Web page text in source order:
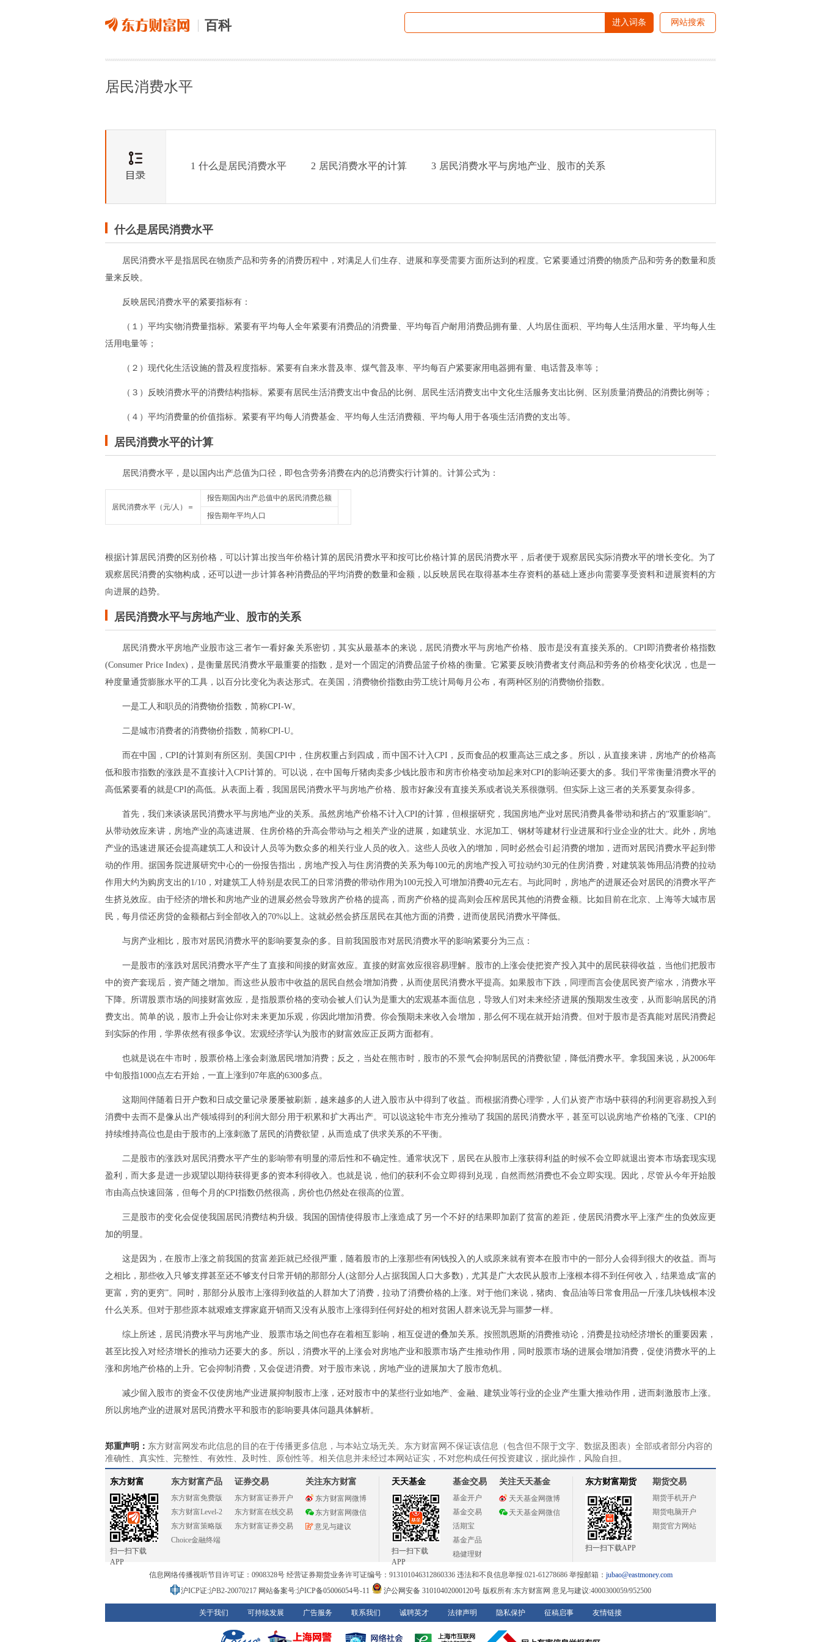
百科 进入词条 网站搜索
居民消费水平
1 什么是居民消费水平 2 居民消费水平的计算 3 居民消费水平与房地产业、股市的关系
什么是居民消费水平
居民消费水平是指居民在物质产品和劳务的消费历程中，对满足人们生存、进展和享受需要方面所达到的程度。它紧要通过消费的物质产品和劳务的数量和质
量来反映。
反映居民消费水平的紧要指标有：
（１）平均实物消费量指标。紧要有平均每人全年紧要有消费品的消费量、平均每百户耐用消费品拥有量、人均居住面积、平均每人生活用水量、平均每人生
活用电量等；
（２）现代化生活设施的普及程度指标。紧要有自来水普及率、煤气普及率、平均每百户紧要家用电器拥有量、电话普及率等；
（３）反映消费水平的消费结构指标。紧要有居民生活消费支出中食品的比例、居民生活消费支出中文化生活服务支出比例、区别质量消费品的消费比例等；
（４）平均消费量的价值指标。紧要有平均每人消费基金、平均每人生活消费额、平均每人用于各项生活消费的支出等。
居民消费水平的计算
居民消费水平，是以国内出产总值为口径，即包含劳务消费在内的总消费实行计算的。计算公式为：
居民消费水平（元/人）＝
报告期国内出产总值中的居民消费总额
报告期年平均人口
根据计算居民消费的区别价格，可以计算出按当年价格计算的居民消费水平和按可比价格计算的居民消费水平，后者便于观察居民实际消费水平的增长变化。为了
观察居民消费的实物构成，还可以进一步计算各种消费品的平均消费的数量和金额，以反映居民在取得基本生存资料的基础上逐步向需要享受资料和进展资料的方
向进展的趋势。
居民消费水平与房地产业、股市的关系
居民消费水平房地产业股市这三者乍一看好象关系密切，其实从最基本的来说，居民消费水平与房地产价格、股市是没有直接关系的。CPI即消费者价格指数
(Consumer Price Index)，是衡量居民消费水平最重要的指数，是对一个固定的消费品篮子价格的衡量。它紧要反映消费者支付商品和劳务的价格变化状况，也是一
种度量通货膨胀水平的工具，以百分比变化为表达形式。在美国，消费物价指数由劳工统计局每月公布，有两种区别的消费物价指数。
一是工人和职员的消费物价指数，简称CPI-W。
二是城市消费者的消费物价指数，简称CPI-U。
而在中国，CPI的计算则有所区别。美国CPI中，住房权重占到四成，而中国不计入CPI，反而食品的权重高达三成之多。所以，从直接来讲，房地产的价格高
低和股市指数的涨跌是不直接计入CPI计算的。可以说，在中国每斤猪肉卖多少钱比股市和房市价格变动加起来对CPI的影响还要大的多。我们平常衡量消费水平的
高低紧要看的就是CPI的高低。从表面上看，我国居民消费水平与房地产价格、股市好象没有直接关系或者说关系很微弱。但实际上这三者的关系要复杂得多。
首先，我们来谈谈居民消费水平与房地产业的关系。虽然房地产价格不计入CPI的计算，但根据研究，我国房地产业对居民消费具备带动和挤占的“双重影响”。
从带动效应来讲，房地产业的高速进展、住房价格的升高会带动与之相关产业的进展，如建筑业、水泥加工、钢材等建材行业进展和行业企业的壮大。此外，房地
产业的迅速进展还会提高建筑工人和设计人员等为数众多的相关行业人员的收入。这些人员收入的增加，同时必然会引起消费的增加，进而对居民消费水平起到带
动的作用。据国务院进展研究中心的一份报告指出，房地产投入与住房消费的关系为每100元的房地产投入可拉动约30元的住房消费，对建筑装饰用品消费的拉动
作用大约为购房支出的1/10，对建筑工人特别是农民工的日常消费的带动作用为100元投入可增加消费40元左右。与此同时，房地产的进展还会对居民的消费水平产
生挤兑效应。由于经济的增长和房地产业的进展必然会导致房产价格的提高，而房产价格的提高则会压榨居民其他的消费金额。比如目前在北京、上海等大城市居
民，每月偿还房贷的金额都占到全部收入的70%以上。这就必然会挤压居民在其他方面的消费，进而使居民消费水平降低。
与房产业相比，股市对居民消费水平的影响要复杂的多。目前我国股市对居民消费水平的影响紧要分为三点：
一是股市的涨跌对居民消费水平产生了直接和间接的财富效应。直接的财富效应很容易理解。股市的上涨会使把资产投入其中的居民获得收益，当他们把股市
中的资产套现后，资产随之增加。而这些从股市中收益的居民自然会增加消费，从而使居民消费水平提高。如果股市下跌，同理而言会使居民资产缩水，消费水平
下降。所谓股票市场的间接财富效应，是指股票价格的变动会被人们认为是重大的宏观基本面信息，导致人们对未来经济进展的预期发生改变，从而影响居民的消
费支出。简单的说，股市上升会让你对未来更加乐观，你因此增加消费。你会预期未来收入会增加，那么何不现在就开始消费。但对于股市是否真能对居民消费起
到实际的作用，学界依然有很多争议。宏观经济学认为股市的财富效应正反两方面都有。
也就是说在牛市时，股票价格上涨会刺激居民增加消费；反之，当处在熊市时，股市的不景气会抑制居民的消费欲望，降低消费水平。拿我国来说，从2006年
中旬股指1000点左右开始，一直上涨到07年底的6300多点。
这期间伴随着日开户数和日成交量记录屡屡被刷新，越来越多的人进入股市从中得到了收益。而根据消费心理学，人们从资产市场中获得的利润更容易投入到
消费中去而不是像从出产领域得到的利润大部分用于积累和扩大再出产。可以说这轮牛市充分推动了我国的居民消费水平，甚至可以说房地产价格的飞涨、CPI的
持续维持高位也是由于股市的上涨刺激了居民的消费欲望，从而造成了供求关系的不平衡。
二是股市的涨跌对居民消费水平产生的影响带有明显的滞后性和不确定性。通常状况下，居民在从股市上涨获得利益的时候不会立即就退出资本市场套现实现
盈利，而大多是进一步观望以期待获得更多的资本利得收入。也就是说，他们的获利不会立即得到兑现，自然而然消费也不会立即实现。因此，尽管从今年开始股
市由高点快速回落，但每个月的CPI指数仍然很高，房价也仍然处在很高的位置。
三是股市的变化会促使我国居民消费结构升级。我国的国情使得股市上涨造成了另一个不好的结果即加剧了贫富的差距，使居民消费水平上涨产生的负效应更
加的明显。
这是因为，在股市上涨之前我国的贫富差距就已经很严重，随着股市的上涨那些有闲钱投入的人或原来就有资本在股市中的一部分人会得到很大的收益。而与
之相比，那些收入只够支撑甚至还不够支付日常开销的那部分人(这部分人占据我国人口大多数)，尤其是广大农民从股市上涨根本得不到任何收入，结果造成“富的
更富，穷的更穷”。同时，那部分从股市上涨得到收益的人群加大了消费，拉动了消费价格的上涨。对于他们来说，猪肉、食品油等日常食用品一斤涨几块钱根本没
什么关系。但对于那些原本就艰难支撑家庭开销而又没有从股市上涨得到任何好处的相对贫困人群来说无异与噩梦一样。
综上所述，居民消费水平与房地产业、股票市场之间也存在着相互影响，相互促进的叠加关系。按照凯恩斯的消费推动论，消费是拉动经济增长的重要因素，
甚至比投入对经济增长的推动力还要大的多。所以，消费水平的上涨会对房地产业和股票市场产生推动作用，同时股票市场的进展会增加消费，促使消费水平的上
涨和房地产价格的上升。它会抑制消费，又会促进消费。对于股市来说，房地产业的进展加大了股市危机。
减少留入股市的资金不仅使房地产业进展抑制股市上涨，还对股市中的某些行业如地产、金融、建筑业等行业的企业产生重大推动作用，进而刺激股市上涨。
所以房地产业的进展对居民消费水平和股市的影响要具体问题具体解析。
郑重声明： 东方财富网发布此信息的目的在于传播更多信息，与本站立场无关。东方财富网不保证该信息（包含但不限于文字、数据及图表）全部或者部分内容的
准确性、真实性、完整性、有效性、及时性、原创性等。相关信息并未经过本网站证实，不对您构成任何投资建议，据此操作，风险自担。
东方财富
扫一扫下载
APP
东方财富产品
东方财富免费版
东方财富Level-2
东方财富策略版
Choice金融终端
证券交易
东方财富证券开户
东方财富在线交易
东方财富证券交易
关注东方财富
东方财富网微博
东方财富网微信
意见与建议
天天基金
扫一扫下载
APP
基金交易
基金开户
基金交易
活期宝
基金产品
稳健理财
关注天天基金
天天基金网微博
天天基金网微信
东方财富期货
扫一扫下载APP
期货交易
期货手机开户
期货电脑开户
期货官方网站
信息网络传播视听节目许可证：0908328号 经营证券期货业务许可证编号：913101046312860336 违法和不良信息举报:021-61278686 举报邮箱： jubao@eastmoney.com
沪ICP证:沪B2-20070217 网站备案号:沪ICP备05006054号-11 沪公网安备 31010402000120号版权所有:东方财富网 意见与建议:4000300059/952500
关于我们 可持续发展 广告服务 联系我们 诚聘英才 法律声明 隐私保护 征稿启事 友情链接